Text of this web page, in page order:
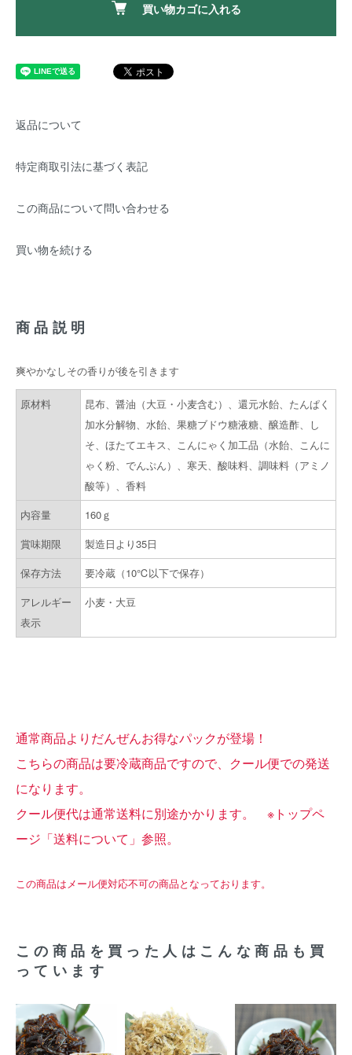
買い物カゴに入れる
返品について
特定商取引法に基づく表記
この商品について問い合わせる
買い物を続ける
商品説明
爽やかなしその香りが後を引きます
原材料
昆布、醤油（大豆・小麦含む）、還元水飴、たんぱく
加水分解物、水飴、果糖ブドウ糖液糖、醸造酢、し
そ、ほたてエキス、こんにゃく加工品（水飴、こんに
ゃく粉、でんぷん）、寒天、酸味料、調味料（アミノ
酸等）、香料
内容量
160ｇ
賞味期限
製造日より35日
保存方法
要冷蔵（10℃以下で保存）
アレルギー
表示
小麦・大豆
通常商品よりだんぜんお得なパックが登場！
こちらの商品は要冷蔵商品ですので、クール便での発送
になります。
クール便代は通常送料に別途かかります。 ※トップペ
ージ「送料について」参照。
この商品はメール便対応不可の商品となっております。
この商品を買った人はこんな商品も買
っています